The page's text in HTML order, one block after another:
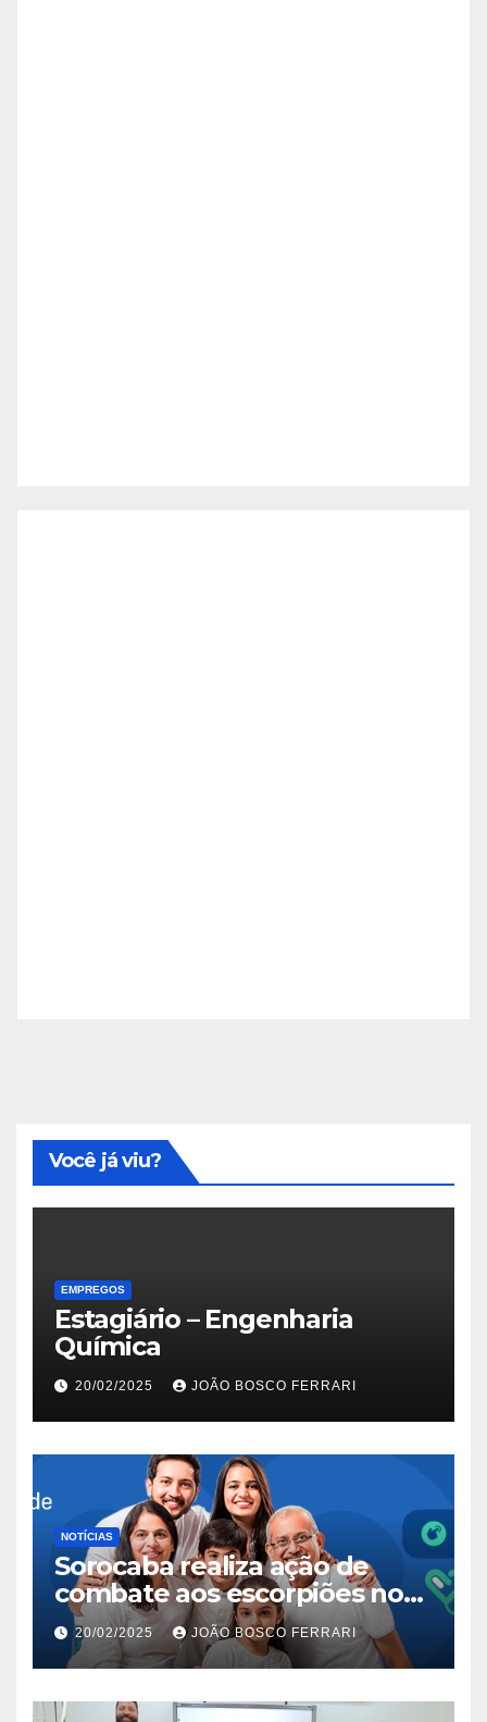
Você já viu?
EMPREGOS
Estagiário – Engenharia
Química
20/02/2025 JOÃO BOSCO FERRARI
NOTÍCIAS
Sorocaba realiza ação de
combate aos escorpiões no
Jardim São Carlos
20/02/2025 JOÃO BOSCO FERRARI